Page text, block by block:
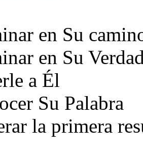
en Su
en Su
a Él
Su Palabra
la primera